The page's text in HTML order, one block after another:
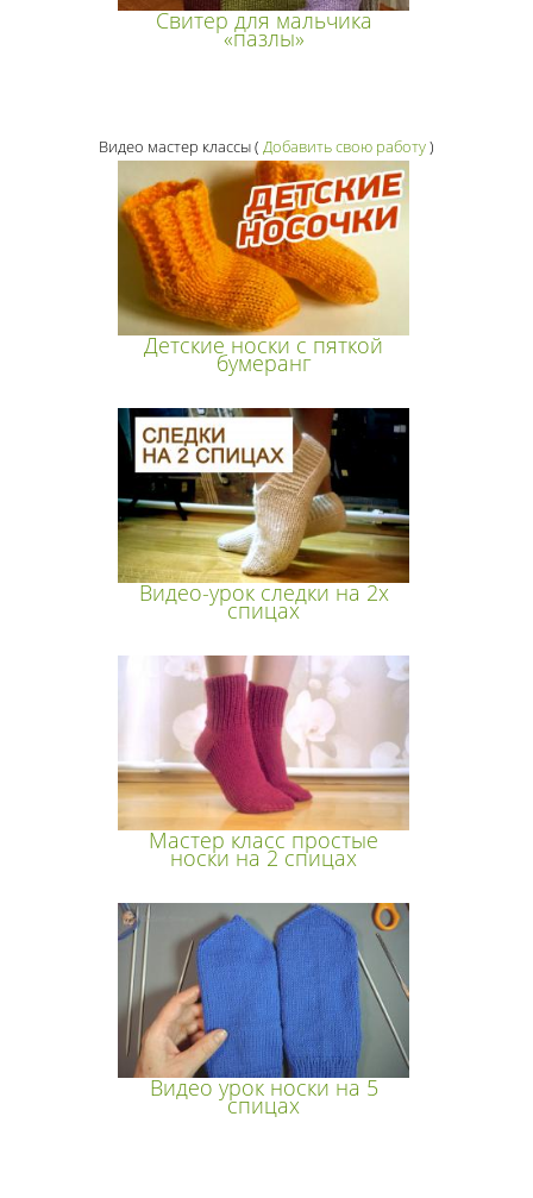
Свитер для мальчика
«пазлы»
Видео мастер классы( Добавить свою работу)
Детские носки с пяткой
бумеранг
Видео-урок следки на 2х
спицах
Мастер класс простые
носки на 2 спицах
Видео урок носки на 5
спицах